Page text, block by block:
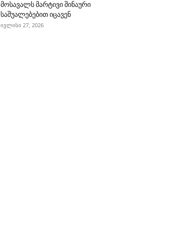
მოსავალს მარტივი შინაური
საშუალებებით იცავენ
ივლისი 27, 2026